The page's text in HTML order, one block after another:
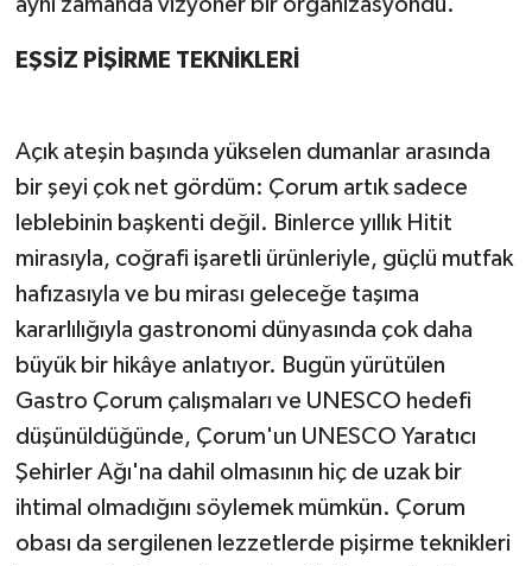
aynı zamanda vizyoner bir organizasyondu.
EŞSİZ PİŞİRME TEKNİKLERİ
Açık ateşin başında yükselen dumanlar arasında
bir şeyi çok net gördüm: Çorum artık sadece
leblebinin başkenti değil. Binlerce yıllık Hitit
mirasıyla, coğrafi işaretli ürünleriyle, güçlü mutfak
hafızasıyla ve bu mirası geleceğe taşıma
kararlılığıyla gastronomi dünyasında çok daha
büyük bir hikâye anlatıyor. Bugün yürütülen
Gastro Çorum çalışmaları ve UNESCO hedefi
düşünüldüğünde, Çorum'un UNESCO Yaratıcı
Şehirler Ağı'na dahil olmasının hiç de uzak bir
ihtimal olmadığını söylemek mümkün. Çorum
obası da sergilenen lezzetlerde pişirme teknikleri